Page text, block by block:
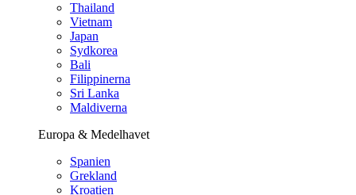
Thailand
Vietnam
Japan
Sydkorea
Bali
Filippinerna
Sri Lanka
Maldiverna
Europa & Medelhavet
Spanien
Grekland
Kroatien